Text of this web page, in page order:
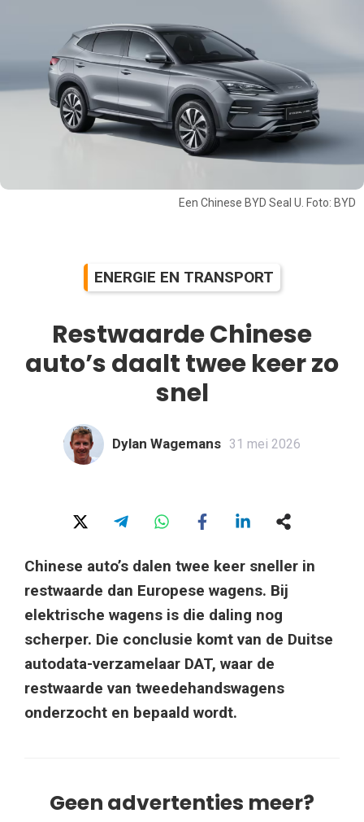
Een Chinese BYD Seal U. Foto: BYD
ENERGIE EN TRANSPORT
Restwaarde Chinese
auto’s daalt twee keer zo
snel
Dylan Wagemans 31 mei 2026
Chinese auto’s dalen twee keer sneller in
restwaarde dan Europese wagens. Bij
elektrische wagens is die daling nog
scherper. Die conclusie komt van de Duitse
autodata-verzamelaar DAT, waar de
restwaarde van tweedehandswagens
onderzocht en bepaald wordt.
Geen advertenties meer?